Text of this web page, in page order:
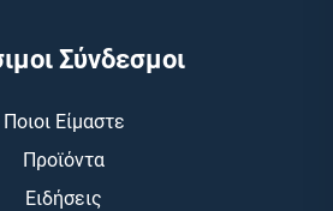
Σύνδεσμοι
Ποιοι Είμαστε
Προϊόντα
Ειδήσεις